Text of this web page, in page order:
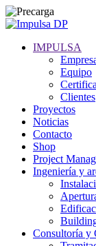
IMPULSA
Equipo
Clientes
Proyectos
Noticias
Contacto
Shop
Project
Ingeniería y
Consultoría y